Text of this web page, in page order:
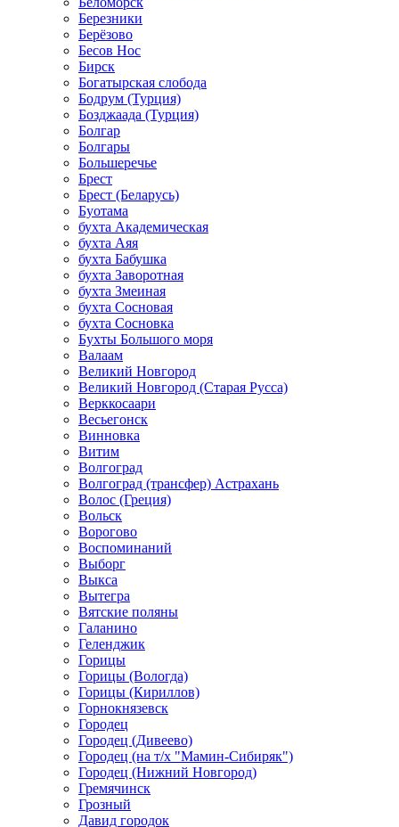
Березники
Берёзово
Бесов Нос
Бирск
Богатырская слобода
Бодрум (Турция)
Бозджаада (Турция)
Болгар
Болгары
Большеречье
Брест
Брест (Беларусь)
Буотама
бухта Академическая
бухта Аяя
бухта Бабушка
бухта Заворотная
бухта Змеиная
бухта Сосновая
бухта Сосновка
Бухты Большого моря
Валаам
Великий Новгород
Великий Новгород (Старая Русса)
Верккосаари
Весьегонск
Винновка
Витим
Волгоград
Волгоград (трансфер) Астрахань
Волос (Греция)
Вольск
Ворогово
Воспоминаний
Выборг
Выкса
Вытегра
Вятские поляны
Галанино
Геленджик
Горицы
Горицы (Вологда)
Горицы (Кириллов)
Горнокнязевск
Городец
Городец (Дивеево)
Городец (на т/х "Мамин-Сибиряк")
Городец (Нижний Новгород)
Гремячинск
Грозный
Давид городок